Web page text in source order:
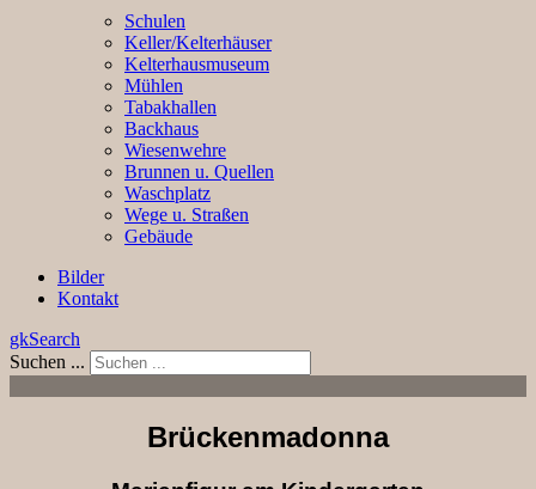
Schulen
Keller/Kelterhäuser
Kelterhausmuseum
Mühlen
Tabakhallen
Backhaus
Wiesenwehre
Brunnen u. Quellen
Waschplatz
Wege u. Straßen
Gebäude
Bilder
Kontakt
gkSearch
Suchen ...
Brückenmadonna